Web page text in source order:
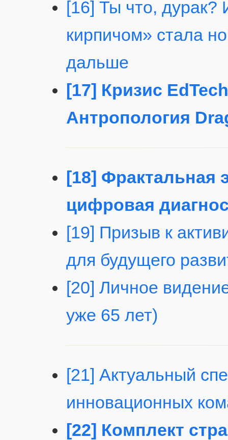
[16] Ты что,
кирпичом» стала
дальше
[17] Кризис
Антропология
[18] Фрактальная
цифровая
[19] Призыв к
для будущего
[20] Личное
уже 65 лет)
[21] Актуальный
инновационных
[22] Комплект